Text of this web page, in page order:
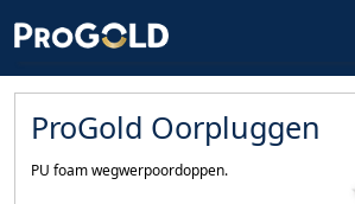
ProGold Oorpluggen
PU foam wegwerpoordoppen.